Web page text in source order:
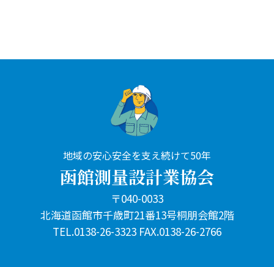
地域の安心安全を支え続けて50年
函館測量設計業協会
〒040-0033
北海道函館市千歳町21番13号桐朋会館2階
TEL.0138-26-3323 FAX.0138-26-2766